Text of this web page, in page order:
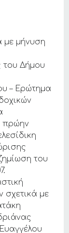
με μήνυση
του Δήμου
– Ερώτημα
πρώην
του
σχετικά με